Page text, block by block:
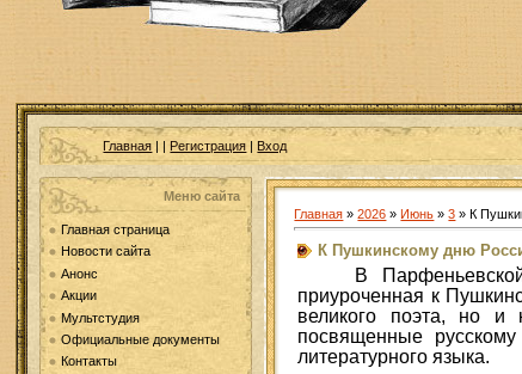
Главная | |Регистрация |Вход
Меню сайта
Главная страница
Новости сайта
Анонс
Акции
Мультстудия
Официальные документы
Контакты
Главная »2026 » Июнь » 3 » К
К Пушкинскому дню
В
приуроченная к
великого поэта, но и
посвященные
литературного языка.